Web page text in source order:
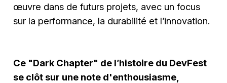
œuvre dans de futurs projets, avec un focus
sur la performance, la durabilité et l’innovation.
Ce "Dark Chapter" de l’histoire du DevFest
se clôt sur une note d'enthousiasme,